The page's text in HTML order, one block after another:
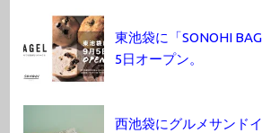
東池袋に「SONOHI
5日オープン。
西池袋にグルメサンド